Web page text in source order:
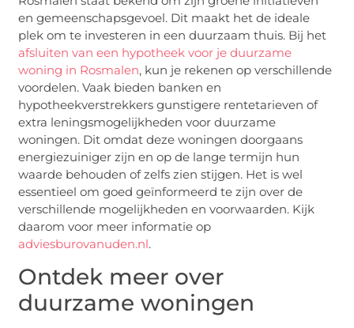
en gemeenschapsgevoel. Dit maakt het de ideale
plek om te investeren in een duurzaam thuis. Bij het
afsluiten van een hypotheek voor je duurzame
woning in Rosmalen, kun je rekenen op verschillende
voordelen. Vaak bieden banken en
hypotheekverstrekkers gunstigere rentetarieven of
extra leningsmogelijkheden voor duurzame
woningen. Dit omdat deze woningen doorgaans
energiezuiniger zijn en op de lange termijn hun
waarde behouden of zelfs zien stijgen. Het is wel
essentieel om goed geïnformeerd te zijn over de
verschillende mogelijkheden en voorwaarden. Kijk
daarom voor meer informatie op
adviesburovanuden.nl.
Ontdek meer over
duurzame woningen